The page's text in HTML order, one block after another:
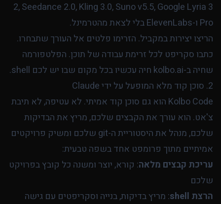
2, Seedance 2.0, Kling 3.0, Suno v5.5, Google Lyria 3
Pro ו-ElevenLabs בלי לצאת מהטרמינל.
הריצו יצירות במקביל. הזרימו פלטים אל העורך שתבחרו.
כתבו סקריפט לכל זרימת עבודה של תוכן. הפלטפורמה
שחיה ב-kolbo.ai חיה עכשיו בכל מקום שבו יש לכם shell.
2. סוכן קוד מלא המופעל על ידי Claude
Kolbo Code הוא גם סוכן קוד אמיתי. לא עטיפה, לא תיבת
צ'אט. הוא עורך את הקבצים שלכם, מריץ את הבדיקות
שלכם, מנהל את היסטוריית ה-git שלכם ומשיק פרויקטים
אמיתיים מתוך פרומפט אחד בשפה טבעית:
עריכת קבצים מלאה: קורא, יוצר ומשנה כל קובץ בפרויקט
שלכם
הרצת shell
: מריץ בדיקות, בנייה וסקריפטים עם גישה